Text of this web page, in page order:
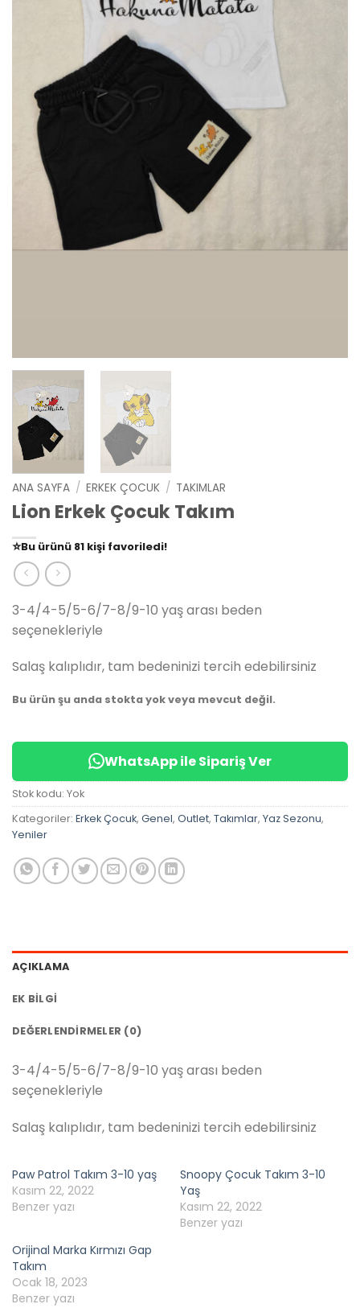
ANA SAYFA / ERKEK ÇOCUK / TAKIMLAR
Lion Erkek Çocuk Takım
⭐️Bu ürünü 81 kişi favoriledi!
🛒39 kişisepetine ekledi!
✅ Bugün 14 adet
3-4/4-5/5-6/7-8/9-10 yaş arası beden
seçenekleriyle
Salaş kalıplıdır, tam bedeninizi tercih edebilirsiniz
Bu ürün şu anda stokta yok veya mevcut değil.
WhatsApp ile Sipariş Ver
Stok kodu: Yok
Kategoriler: Erkek Çocuk, Genel, Outlet, Takımlar, Yaz Sezonu,
Yeniler
AÇIKLAMA
EK BILGI
DEĞERLENDIRMELER (0)
3-4/4-5/5-6/7-8/9-10 yaş arası beden
seçenekleriyle
Salaş kalıplıdır, tam bedeninizi tercih edebilirsiniz
Paw Patrol Takım 3-10 yaş
Kasım 22, 2022
Benzer yazı
Snoopy Çocuk Takım 3-10
Yaş
Kasım 22, 2022
Benzer yazı
Orijinal Marka Kırmızı Gap
Takım
Ocak 18, 2023
Benzer yazı